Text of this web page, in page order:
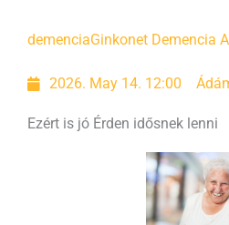
demenciaGinkonet Demencia
2026. May 14. 12:00
Ezért is jó Érden idősnek lenni